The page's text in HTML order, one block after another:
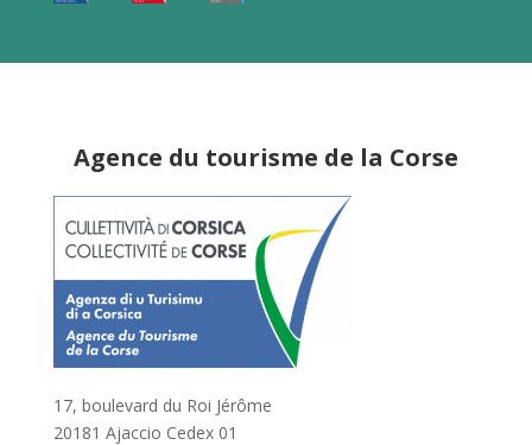
Agence du tourisme de la Corse
17, boulevard du Roi Jérôme
20181 Ajaccio Cedex 01